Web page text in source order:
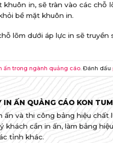
khuôn in, sẽ tràn vào các
bề mặt khuôn in.
lõm dưới áp lực in sẽ truyền
ấn trong ngành quảng cáo . Đánh dấu
IN ẤN QUẢNG CÁO KON TUM
ấn và thi công bảng hiệu chất
khách cần in ấn, làm bảng
tỉnh khác.